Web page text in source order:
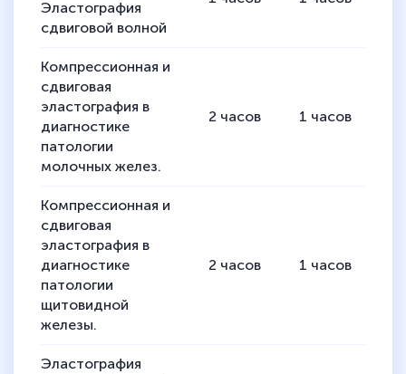
Эластография
сдвиговой волной
Компрессионная и
сдвиговая
эластография в
диагностике
патологии
молочных желез.
2 часов 1 часов
Компрессионная и
сдвиговая
эластография в
диагностике
патологии
щитовидной
железы.
2 часов 1 часов
Эластография